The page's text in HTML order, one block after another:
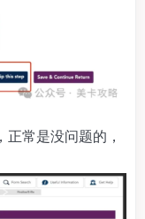
常是没问题的，